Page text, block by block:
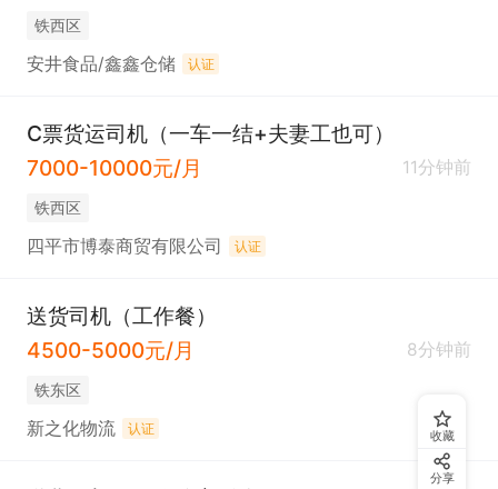
铁西区
安井食品/鑫鑫仓储 认证
C票货运司机（一车一结+夫妻工也可）
7000-10000元/月
11分钟前
铁西区
四平市博泰商贸有限公司 认证
送货司机（工作餐）
4500-5000元/月
8分钟前
铁东区
新之化物流 认证 收藏
分享